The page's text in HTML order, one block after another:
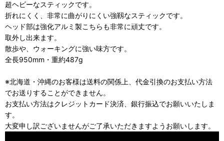
超ヘビーなスティックです。
折れにくく、非常に曲がりにくい強靱なスティックです。
ヘッド部は強化アルミ製こちらも非常に頑丈です。
取外し出来ます。
散歩や、ウォーキングに強い味方です。
全長950mm・重約487g
※北海道・沖縄のお客様は送料の関係上、代金引換のお支払い方法
でお送りすることができません。
お支払い方法はクレジットカード決済、銀行振込でお願いいたしま
す。
大変申し訳ございませんがご了承いただきますようお願いします。